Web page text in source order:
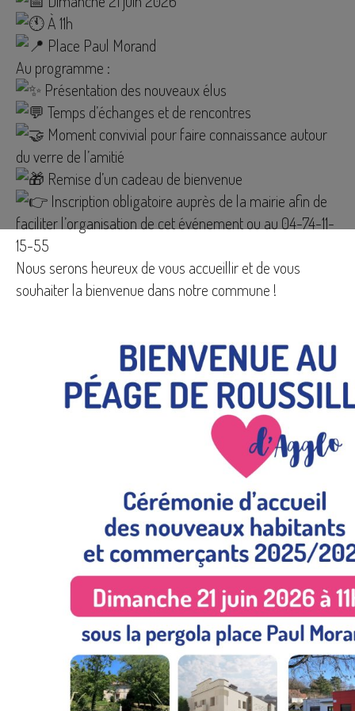
À 11h
Place Paul Morand
Au programme :
Présentation des nouveaux élus
Temps d’échanges et de rencontres
Moment convivial pour faire connaissance autour
du verre de l’amitié
Remise d’un cadeau de bienvenue
Inscription obligatoire auprès de la mairie afin de
faciliter l’organisation de cet événement ou au 04-74-11-
15-55
Nous serons heureux de vous accueillir et de vous
souhaiter la bienvenue dans notre commune !